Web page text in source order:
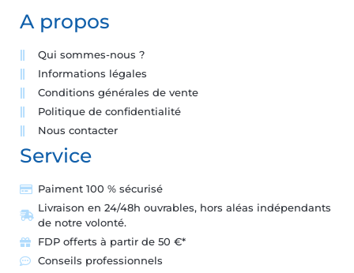
A propos
Qui sommes-nous ?
Informations légales
Conditions générales de vente
Politique de confidentialité
Nous contacter
Service
Paiment 100 % sécurisé
Livraison en 24/48h ouvrables, hors aléas indépendants
de notre volonté.
FDP offerts à partir de 50 €*
Conseils professionnels